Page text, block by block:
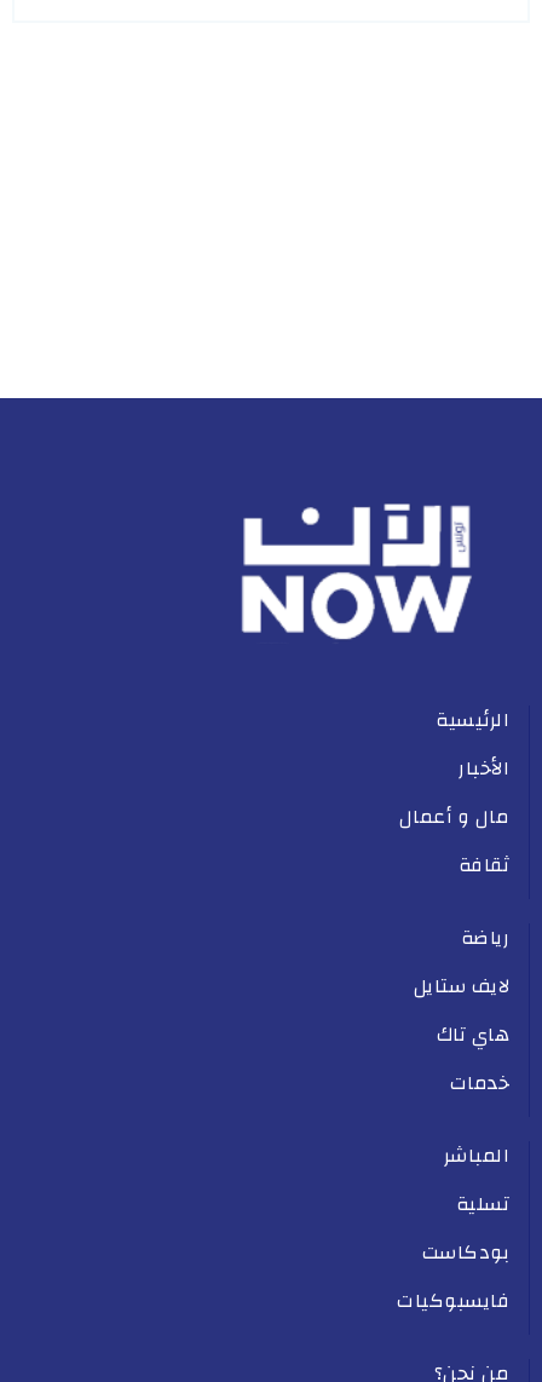
الرئيسية
الأخبار
مال و أعمال
ثقافة
رياضة
لايف ستايل
هاي تاك
خدمات
المباشر
تسلية
بودكاست
فايسبوكيات
من نحن؟